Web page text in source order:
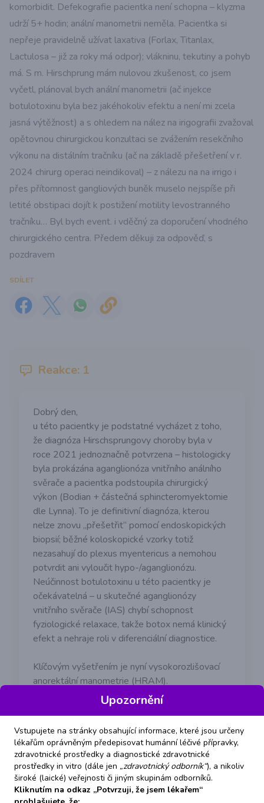
komorbidit. Defekografie pacientka není schopna – klyzma
udrží 5+ hodin; anální manometrii neměla. Pacientka si
nepřeje pravidelně užívat laxativa (Forlax, Titanlax,
Lactulosa – již za roky má odpor); vlákninu, tekutiny a pohyb
má. S m. Hirschprung mám nulovou zkušenost, co jsem
vyčetl, plánoval bych anální manometrii (ač injekce
botulotoxinu byla bez jakéhokoliv efektu a není mi zcela
jasná výtěžnost) a s ohledem na nález na irigografii zvažoval
opětovnou chirurgickou konzultaci se zvážením resekčního
výkonu na distálním tračníku (ač na základě přešetření v r.
2024 chirurg operaci neindikoval) – z nálezu na na irrigo i
přes přítomnost gangliových buněk muselo nejspíše při
letité obstipaci dojít k postižení motility levostranného
tračníku… Byl bych event. i vděčný za doporučení vhodného
chirurgického centra. Předem děkuji za odpověď, s
pozdravem
SDÍLET
Reakce: 1
Dobrý den,
u této pacientky je podstatné vycházet z toho,
že diagnóza Hirschsprungovy choroby byla v
roce 2021 jednoznačně potvrzena – histologicky
byla prokázána aganglionóza vnitřního análního
svěrače a pacientka podstoupila chirurgický
výkon (Bodian + částečná sphincteromyektomie
dle Lynna). To je definitivní diagnóza, kterou
nelze znovu „přešetřit“ pomocí endoskopických
biopsií; běžné koloskopické vzorky totiž
nezasahují do plexus myentericus a nemohou
potvrdit ani vyloučit hypo-/aganglionózu.
Neúčinnost botulotoxinu u této pacientky je
očekávatelná – u skutečné aganglionózy
vnitřního svěrače (IAS) chybí schopnost
fyziologické relaxace, takže botox nemá klinický
efekt a nehraje roli v diferenciální diagnostice.
Klíčovým vyšetřením je nyní vysokorozlišovací
anorektální manometrie (HRAM).
Ta jednoznačně určí, zda je přítomen či
nepřítomen RAIR (rektoanální inhibiční reflex):
prokáže "Hirschsprung-like distální obstrukci"
(rigidní rektum, porucha relaxace), je další postup
jednoznačně chirurgický. Zde je nutné, aby
pacientku posoudilo specializované centrum,
které se této problematice dlouhodobě věnuje,
Upozornění
Vstupujete na stránky obsahující informace, které jsou určeny
lékařům oprávněným předepisovat humánní léčivé přípravky,
zdravotnické prostředky a diagnostické zdravotnické
prostředky in vitro (dále jen „zdravotnický odborník“), a nikoliv
široké (laické) veřejnosti či jiným skupinám odborníků.
Kliknutím na odkaz „Potvrzuji, že jsem lékařem“